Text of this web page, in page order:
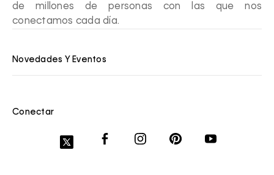
de millones de personas con las que nos
conectamos cada día.
Novedades Y Eventos
Conectar